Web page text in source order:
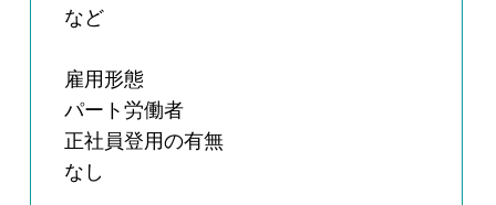
など
雇用形態
パート労働者
正社員登用の有無
なし